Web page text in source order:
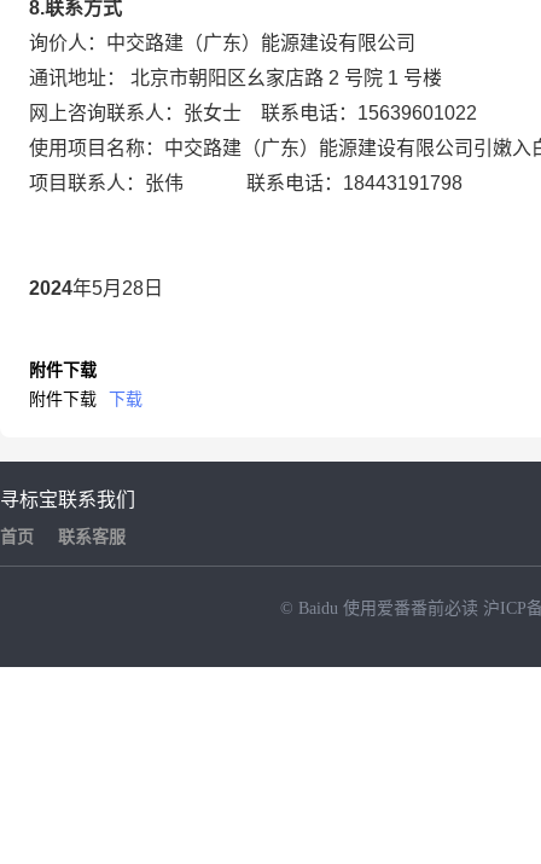
8.联系方式
询价人：中交路建（广东）能源建设有限公司
通讯地址：
北京市朝阳区幺家店路 2 号院 1 号楼
网上咨询联系人：张女士 联系电话： 15639601022
使用项目名称：中交路建（广东）能源建设有限公司引嫩
项目联系人： 张伟 联系电话： 18443191798
2024年5月 28 日
附件下载
附件下载
下载
寻标宝
首页
联系我们
联系客服
© Baidu 使用爱番番前必读 沪ICP